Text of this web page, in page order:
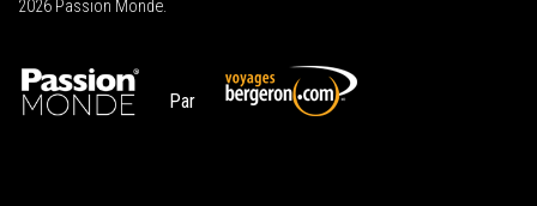
2026 Passion Monde.
Par